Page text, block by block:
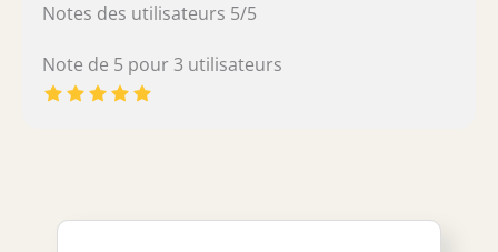
Notes des utilisateurs 5/5
Note de 5 pour 3 utilisateurs